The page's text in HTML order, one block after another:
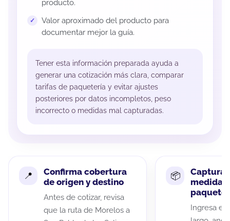
producto.
Valor aproximado del producto para
documentar mejor la guía.
Tener esta información preparada ayuda a
generar una cotización más clara, comparar
tarifas de paquetería y evitar ajustes
posteriores por datos incompletos, peso
incorrecto o medidas mal capturadas.
Confirma cobertura
de origen y destino
Antes de cotizar, revisa
que la ruta de Morelos a
Captura
medidas
paquete
Ingresa el